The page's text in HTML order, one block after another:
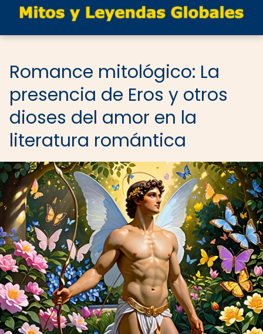
Romance mitológico: La
presencia de Eros y otros
dioses del amor en la
literatura romántica